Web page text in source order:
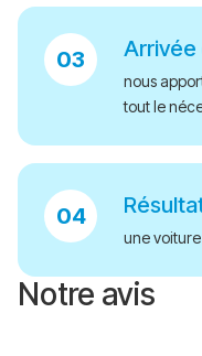
Arrivée
nous
tout le
une
Notre avis